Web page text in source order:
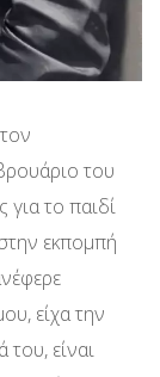
του
το παιδί
εκπομπή
είχα την
είναι